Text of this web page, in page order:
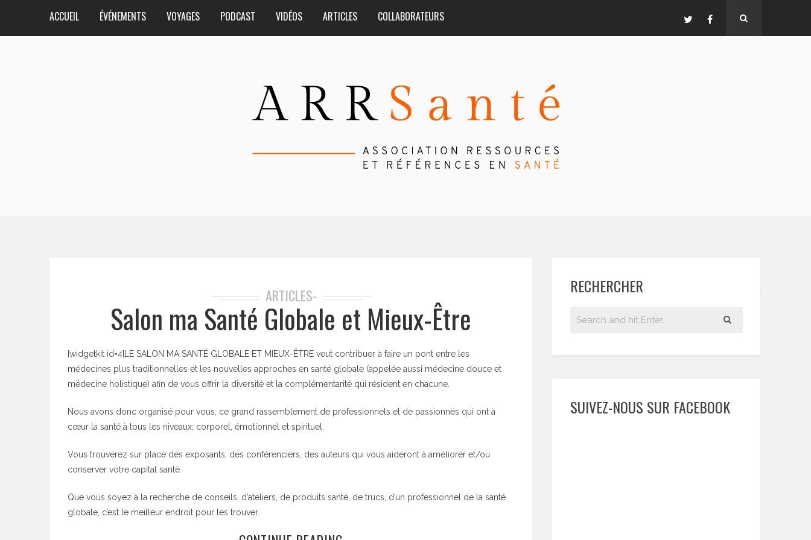
ACCUEIL ÉVÉNEMENTS VOYAGES PODCAST VIDÉOS ARTICLES COLLABORATEURS
ARTICLES-
Salon ma Santé Globale et Mieux-Être
[widgetkit id=4]LE SALON MA SANTÉ GLOBALE ET MIEUX-ÊTRE veut contribuer à faire un pont entre les
médecines plus traditionnelles et les nouvelles approches en santé globale (appelée aussi médecine douce et
médecine holistique) afin de vous offrir la diversité et la complémentarité qui résident en chacune.
Nous avons donc organisé pour vous, ce grand rassemblement de professionnels et de passionnés qui ont à
cœur la santé à tous les niveaux; corporel, émotionnel et spirituel.
Vous trouverez sur place des exposants, des conférenciers, des auteurs qui vous aideront à améliorer et/ou
conserver votre capital santé.
Que vous soyez à la recherche de conseils, d’ateliers, de produits santé, de trucs, d’un professionnel de la santé
globale, c’est le meilleur endroit pour les trouver.
RECHERCHER
SUIVEZ-NOUS SUR FACEBOOK